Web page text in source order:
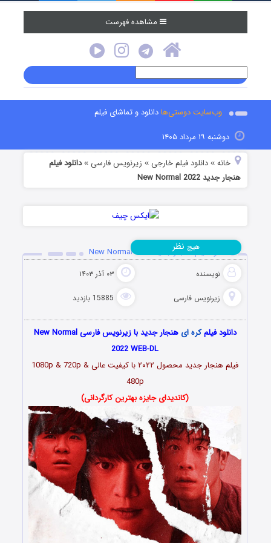
مشاهده فهرست
وب‌سایت دوستی‌هادانلود و تماشای فیلم
دوشنبه ۱۹ مرداد ۱۴۰۵
خانه »دانلود فیلم خارجی » زیرنویس فارسی »دانلود فیلم
هنجار جدید New Normal 2022
دانلود فیلم هنجار جدید New Normal 2022
نویسنده ۰۳ آذر ۱۴۰۳
زیرنویس فارسی 15885 بازدید
هیچ نظر
دانلود فیلمکره ای
هنجار جدید با زیرنویس فارسی New Normal
2022 WEB-DL
فیلم هنجار جدید محصول ۲۰۲۲ با کیفیت عالی 1080p & 720p &
480p
(کاندیدای جایزه بهترین کارگردانی)